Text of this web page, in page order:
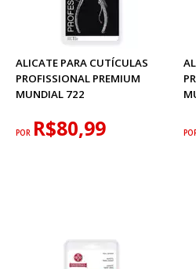
ALICATE PARA CUTÍCULAS
PROFISSIONAL PREMIUM
MUNDIAL 722
POR R$80,99